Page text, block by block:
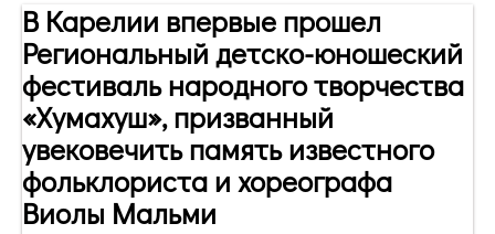
В Карелии впервые прошел
Региональный детско-юношеский
фестиваль народного творчества
«Хумахуш», призванный
увековечить память известного
фольклориста и хореографа
Виолы Мальми